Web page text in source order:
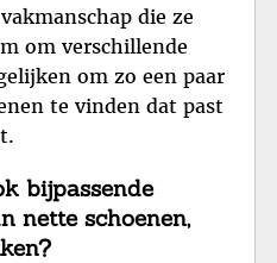
die ze
om verschillende
om zo een paar
te vinden dat past
bijpassende
nette schoenen,